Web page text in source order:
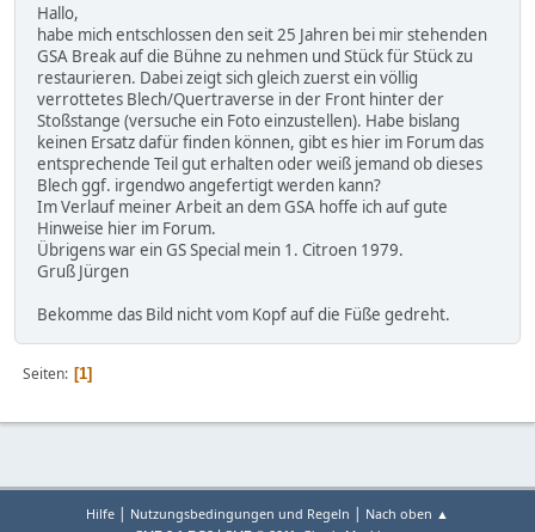
Hallo,
habe mich entschlossen den seit 25 Jahren bei mir stehenden
GSA Break auf die Bühne zu nehmen und Stück für Stück zu
restaurieren. Dabei zeigt sich gleich zuerst ein völlig
verrottetes Blech/Quertraverse in der Front hinter der
Stoßstange (versuche ein Foto einzustellen). Habe bislang
keinen Ersatz dafür finden können, gibt es hier im Forum das
entsprechende Teil gut erhalten oder weiß jemand ob dieses
Blech ggf. irgendwo angefertigt werden kann?
Im Verlauf meiner Arbeit an dem GSA hoffe ich auf gute
Hinweise hier im Forum.
Übrigens war ein GS Special mein 1. Citroen 1979.
Gruß Jürgen
Bekomme das Bild nicht vom Kopf auf die Füße gedreht.
Seiten 1
Hilfe | Nutzungsbedingungen und Regeln | Nach oben ▲